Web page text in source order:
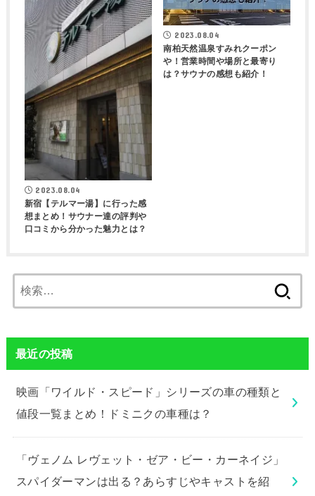
2023.08.04
新宿【テルマー湯】に行った感
想まとめ！サウナー達の評判や
口コミから分かった魅力とは？
2023.08.04
南柏天然温泉すみれクーポン
や！営業時間や場所と最寄り
は？サウナの感想も紹介！
索:
最近の投稿
映画「ワイルド・スピード」シリーズの車の種類と
値段一覧まとめ！ドミニクの車種は？
「ヴェノム レヴェット・ゼア・ビー・カーネイジ」
スパイダーマンは出る？あらすじやキャストを紹